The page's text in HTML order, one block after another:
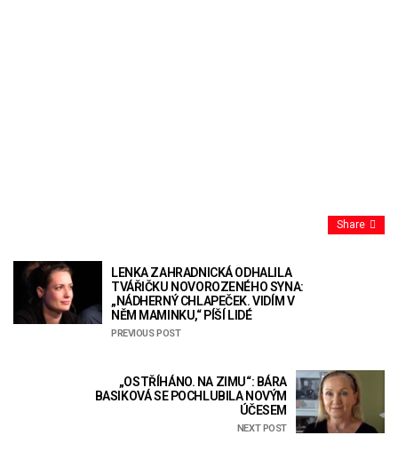
Share
LENKA ZAHRADNICKÁ ODHALILA
TVÁŘIČKU NOVOROZENÉHO SYNA:
„NÁDHERNÝ CHLAPEČEK. VIDÍM V
NĚM MAMINKU,“ PÍŠÍ LIDÉ
PREVIOUS POST
„OSTŘÍHÁNO. NA ZIMU“: BÁRA
BASIKOVÁ SE POCHLUBILA NOVÝM
ÚČESEM
NEXT POST